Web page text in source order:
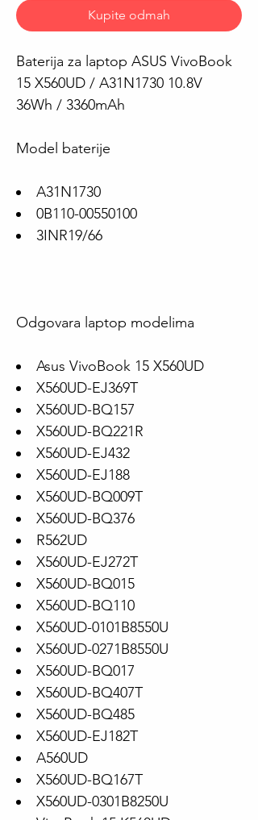
Kupite odmah
Baterija za laptop ASUS VivoBook
15 X560UD / A31N1730 10.8V
36Wh / 3360mAh
Model baterije
A31N1730
0B110-00550100
3INR19/66
Odgovara laptop modelima
Asus VivoBook 15 X560UD
X560UD-EJ369T
X560UD-BQ157
X560UD-BQ221R
X560UD-EJ432
X560UD-EJ188
X560UD-BQ009T
X560UD-BQ376
R562UD
X560UD-EJ272T
X560UD-BQ015
X560UD-BQ110
X560UD-0101B8550U
X560UD-0271B8550U
X560UD-BQ017
X560UD-BQ407T
X560UD-BQ485
X560UD-EJ182T
A560UD
X560UD-BQ167T
X560UD-0301B8250U